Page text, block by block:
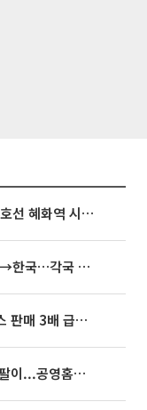
전장연, 오늘(10일) 서울 지하철 4호선 혜화역 시위…1호선 용산역 무정차
태풍 '돌핀' 중국 상륙, '찬홈' 일본→한국…각국 기상청 예상 경로는?
대신證 “알테오젠, 키트루다 큐렉스 판매 3배 급증…목표가 41만원 상향”
핑 표기·검증 구멍